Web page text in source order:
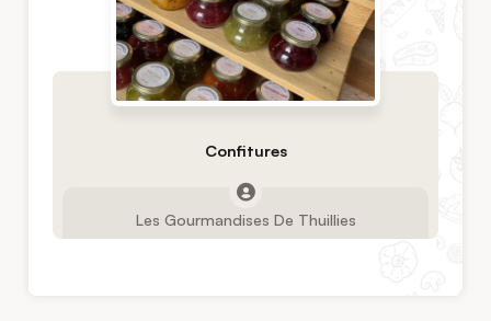
Confitures
Les Gourmandises De Thuillies